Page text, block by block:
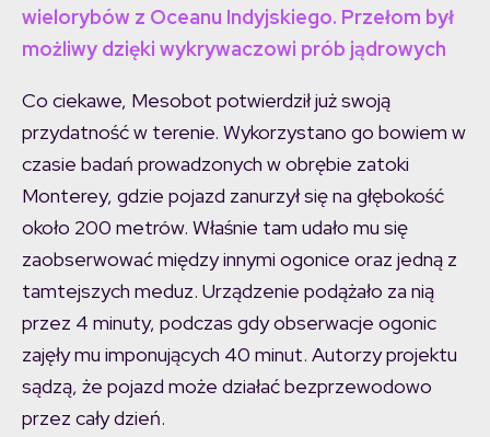
wielorybów z Oceanu Indyjskiego. Przełom był
możliwy dzięki wykrywaczowi prób jądrowych
Co ciekawe, Mesobot potwierdził już swoją
przydatność w terenie. Wykorzystano go bowiem w
czasie badań prowadzonych w obrębie zatoki
Monterey, gdzie pojazd zanurzył się na głębokość
około 200 metrów. Właśnie tam udało mu się
zaobserwować między innymi ogonice oraz jedną z
tamtejszych meduz. Urządzenie podążało za nią
przez 4 minuty, podczas gdy obserwacje ogonic
zajęły mu imponujących 40 minut. Autorzy projektu
sądzą, że pojazd może działać bezprzewodowo
przez cały dzień.